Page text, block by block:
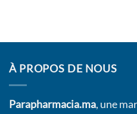
À PROPOS DE NOUS
Parapharmacia.ma, une